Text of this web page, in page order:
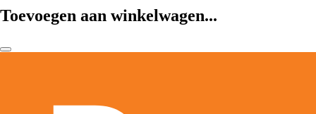
Toevoegen aan winkelwagen...